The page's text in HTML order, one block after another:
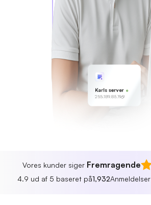
Karls server
255.189.85.19
Vores kunder siger Fremragende
4.9 ud af 5 baseret på1,932Anmeldelser